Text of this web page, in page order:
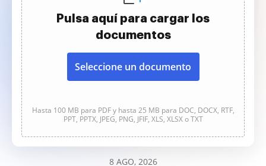
Pulsa aquí para cargar los
documentos
Seleccione un documento
Hasta 100 MB para PDF y hasta 25 MB para DOC, DOCX, RTF,
PPT, PPTX, JPEG, PNG, JFIF, XLS, XLSX o TXT
8 AGO, 2026